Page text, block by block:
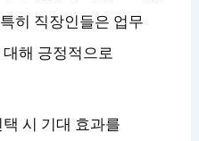
히 직장인들은 업무
해 긍정적으로
시 기대 효과를